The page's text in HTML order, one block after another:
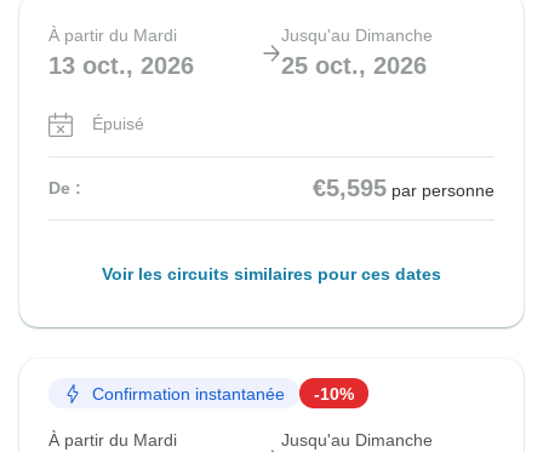
À partir du Mardi
13 oct., 2026
Jusqu'au Dimanche
25 oct., 2026
Épuisé
De : €5,595 par personne
Voir les circuits similaires pour ces dates
Confirmation instantanée -10%
À partir du Mardi Jusqu'au Dimanche